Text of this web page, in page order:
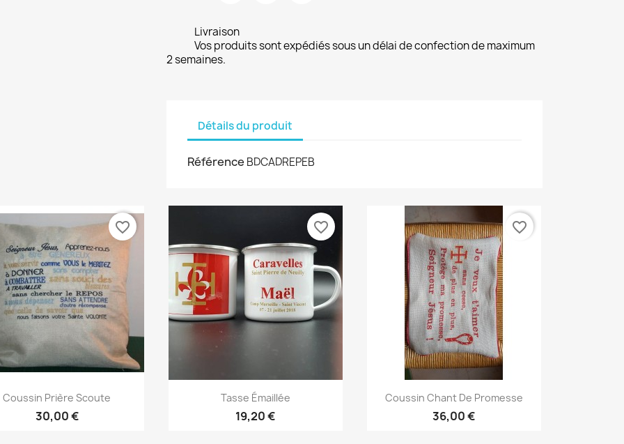
Livraison
Vos produits sont expédiés sous un délai de confection de maximum
2 semaines.
Détails du produit
Référence BDCADREPEB
Aperçu rapide
Coussin Prière Scoute
30,00 €
favorite_border
Aperçu rapide
Tasse Émaillée
19,20 €
favorite_border
Aperçu rapide
Coussin Chant De Promesse
36,00 €
favorite_border